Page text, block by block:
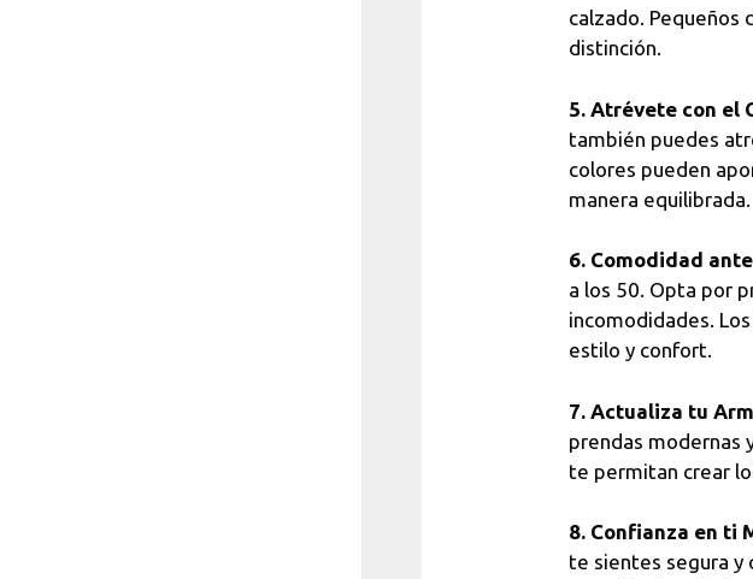
calzado. Pequeños
distinción.
5. Atrévete con el
también puedes
colores pueden
manera equilibrada.
6. Comodidad
a los 50. Opta por
incomodidades.
estilo y confort.
7. Actualiza tu
prendas modernas
te permitan crear
8. Confianza en ti
te sientes segura y